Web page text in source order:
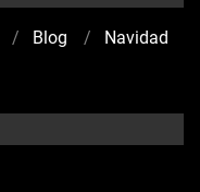
Blog
Navidad